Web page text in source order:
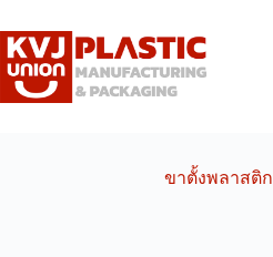
to
content
ขาตั้งพลาสติก